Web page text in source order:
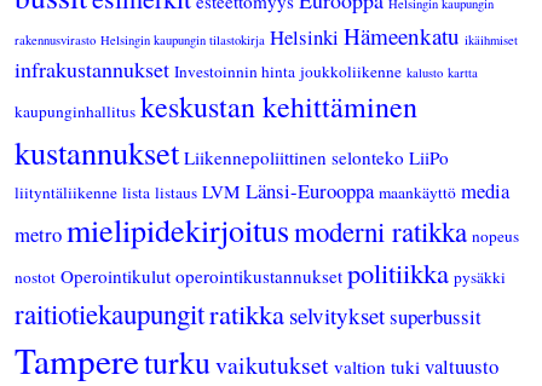
Helsingin kaupungin
rakennusvirasto Helsingin kaupungin tilastokirja Helsinki Hämeenkatu ikäihmiset
infrakustannukset Investoinnin hinta joukkoliikenne kalusto kartta
kaupunginhallitus keskustan kehittäminen
kustannukset Liikennepoliittinen selonteko LiiPo
liityntäliikenne lista listaus LVM Länsi-Eurooppa maankäyttö media
metromielipidekirjoitusmoderni ratikka nopeus
nostot Operointikulut operointikustannukset politiikka pysäkki
raitiotiekaupungitratikka selvityksetsuperbussit
Tampereturkuvaikutukset valtion tuki valtuusto